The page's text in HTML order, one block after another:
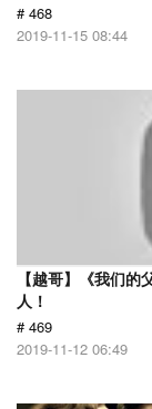
# 468
2019-11-15 08:44
【越哥】《我们
人！
# 469
2019-11-12 06:49